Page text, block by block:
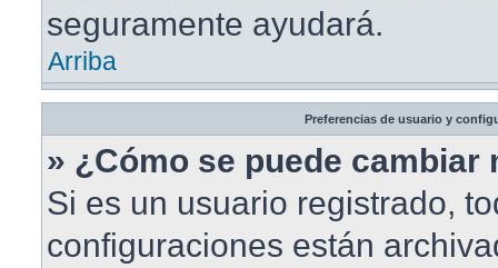
seguramente ayudará.
Arriba
Preferencias de usuario y
» ¿Cómo se puede
Si es un usuario registrado,
configuraciones están